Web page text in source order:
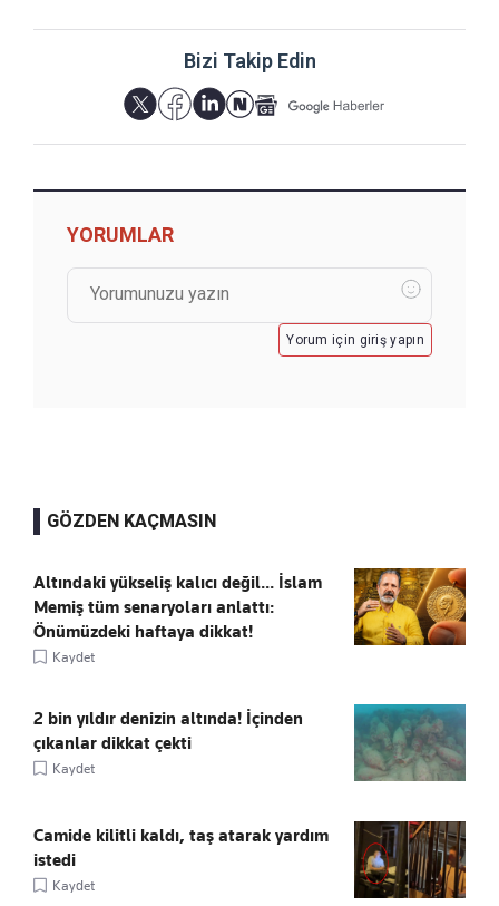
Bizi Takip Edin
YORUMLAR
Yorum için giriş yapın
GÖZDEN KAÇMASIN
Altındaki yükseliş kalıcı değil... İslam
Memiş tüm senaryoları anlattı:
Önümüzdeki haftaya dikkat!
Kaydet
2 bin yıldır denizin altında! İçinden
çıkanlar dikkat çekti
Kaydet
Camide kilitli kaldı, taş atarak yardım
istedi
Kaydet